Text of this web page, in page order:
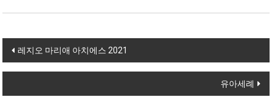
Post navigation
레지오 마리애 아치에스 2021
유아세례